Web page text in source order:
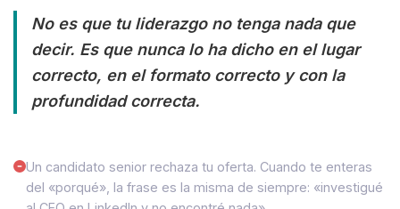
No es que tu liderazgo no tenga nada que
decir. Es que nunca lo ha dicho en el lugar
correcto, en el formato correcto y con la
profundidad correcta.
Un candidato senior rechaza tu oferta. Cuando te enteras
del «porqué», la frase es la misma de siempre: «investigué